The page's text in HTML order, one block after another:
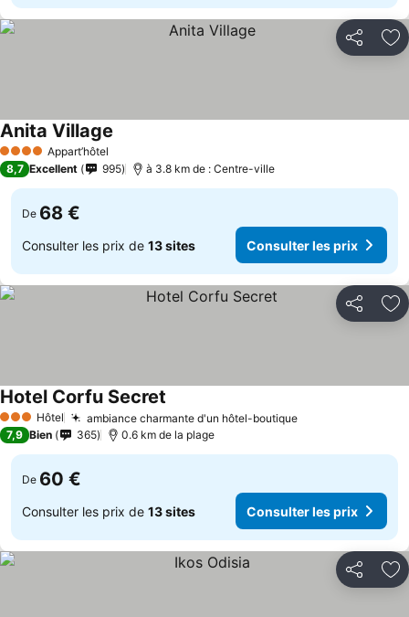
Partager
4 Étoiles Appart’hôtel
Anita Village
8,7 Excellent 995 à 3.8 km de : Centre-ville
De 68 €
Consulter les prix de 13 sites Consulter les prix
Partager
3 ÉtoilesHôtel ambiance charmante d'un hôtel-boutiqueConsulter les
Hotel Corfu Secret
7,9 Bien 365 0.6 km de la plage
De 60 €
Consulter les prix de 13 sites Consulter les prix
Partager